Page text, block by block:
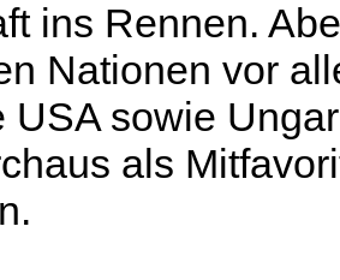
ins Rennen.
Nationen vor
USA sowie
als